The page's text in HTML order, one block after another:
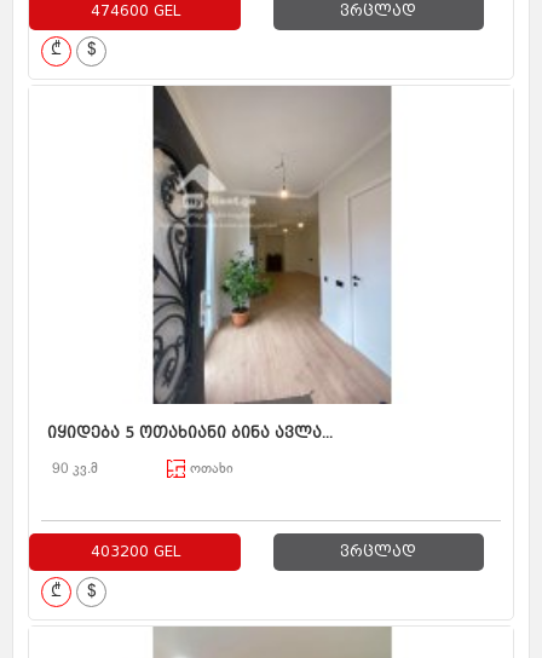
474600 GEL ვრცლად
₾ $
იყიდება 5 ოთახიანი ბინა ავლა...
90 კვ.მ ოთახი
403200 GEL ვრცლად
₾ $